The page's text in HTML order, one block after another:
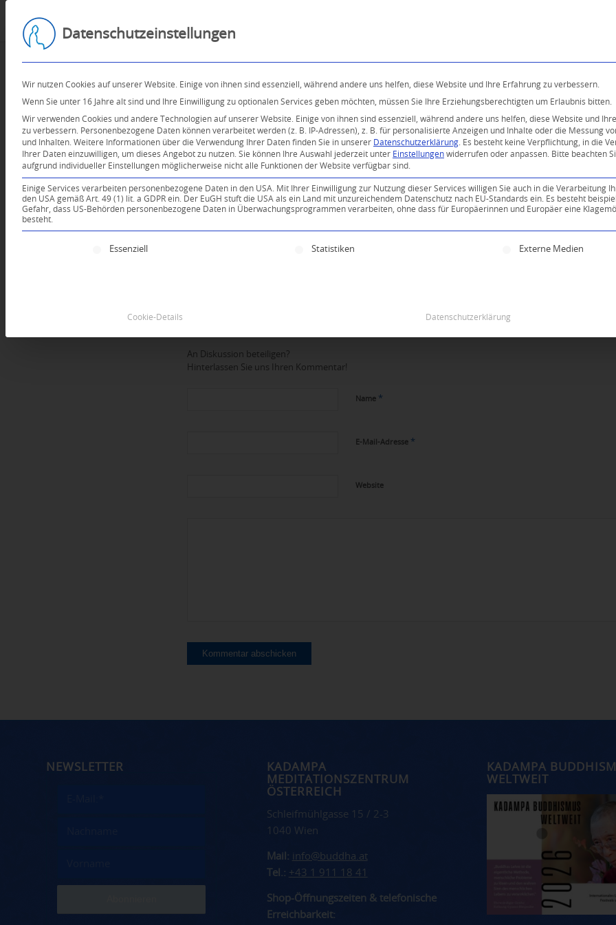
An Diskussion beteiligen?
Hinterlassen Sie uns Ihren Kommentar!
Name *
E-Mail-Adresse *
Website
NEWSLETTER
KADAMPA
MEDITATIONSZENTRUM
ÖSTERREICH
Schleifmühlgasse 15 / 2-3
1040 Wien
Mail: info@buddha.at
Tel.: +43 1 911 18 41
Shop-Öffnungszeiten & telefonische
Erreichbarkeit:
KADAMPA
WELTWEIT
Datenschutzeinstellungen
Wir nutzen Cookies auf unserer Website. Einige von ihnen sind essenziell, während andere uns helfen, diese Website und Ihre Erfahrung zu verbessern.
Wenn Sie unter 16 Jahre alt sind und Ihre Einwilligung zu optionalen Services geben möchten, müssen Sie Ihre Erziehungsberechtigten um Erlaubnis bitten.
Wir verwenden Cookies und andere Technologien auf unserer Website. Einige von ihnen sind essenziell, während andere uns helfen, diese Website und
zu verbessern.
Personenbezogene Daten können verarbeitet werden (z. B. IP-Adressen), z. B. für personalisierte Anzeigen und Inhalte oder die Messung
und Inhalten. Weitere Informationen über die Verwendung Ihrer Daten finden Sie in unserer Datenschutzerklärung
Es besteht keine Verpflichtung, in die
Ihrer Daten einzuwilligen, um dieses Angebot zu nutzen. Sie können Ihre Auswahl jederzeit unter Einstellungen widerrufen oder anpassen.
Bitte beachten
aufgrund individueller Einstellungen möglicherweise nicht alle Funktionen der Website verfügbar sind.
Einige Services verarbeiten personenbezogene Daten in den USA. Mit Ihrer Einwilligung zur Nutzung dieser Services willigen Sie auch in die Verarbeitung
den USA gemäß Art. 49 (1) lit. a GDPR ein. Der EuGH stuft die USA als ein Land mit unzureichendem Datenschutz nach EU-Standards ein. Es besteht
Gefahr, dass US-Behörden personenbezogene Daten in Überwachungsprogrammen verarbeiten, ohne dass für Europäerinnen und Europäer eine
besteht.
Es folgt eine Liste der Service-Gruppen, für die eine Einwilligung erteilt werden kann. Die erste
Essenziell Statistiken Externe Medien
Cookie-Details Datenschutzerklärung